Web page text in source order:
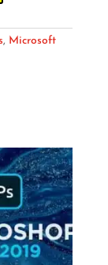
, Microsoft